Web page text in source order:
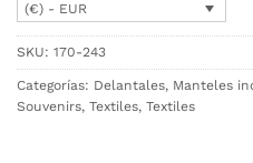
(€) - EUR
SKU: 170-243
Categorías: Delantales, Manteles
Souvenirs, Textiles, Textiles